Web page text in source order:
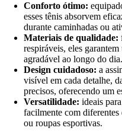
Conforto ótimo:
esses tênis absorvem
durante caminhadas ou
Materiais de qualidade:
respiráveis, eles
agradável ao longo do dia.
Design cuidadoso: a
visível em cada detalhe,
precisos, oferecendo um
Versatilidade: ideais
facilmente com diferentes
ou roupas esportivas.